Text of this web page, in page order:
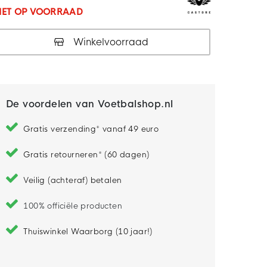
OP VOORRAAD
Winkelvoorraad
De voordelen van Voetbalshop.nl
Gratis verzending* vanaf 49 euro
Gratis retourneren* (60 dagen)
Veilig (achteraf) betalen
100% officiële producten
Thuiswinkel Waarborg (10 jaar!)